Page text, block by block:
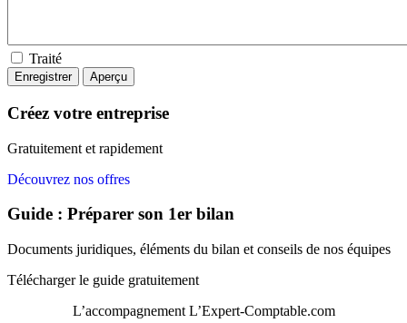
Traité
Créez votre entreprise
Gratuitement et rapidement
Découvrez nos offres
Guide : Préparer son 1er bilan
Documents juridiques, éléments du bilan et conseils de nos équipes
Télécharger le guide gratuitement
L’accompagnement L’Expert-Comptable.com